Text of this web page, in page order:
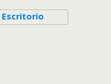
Escritorio